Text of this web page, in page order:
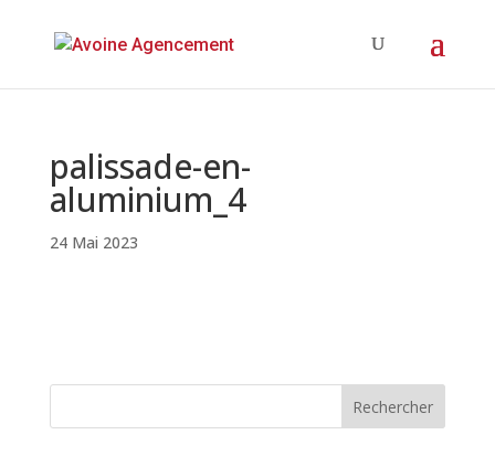
palissade-en-
aluminium_4
24 Mai 2023